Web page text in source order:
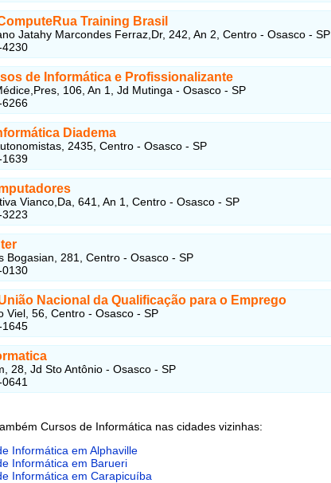
Training Brasil
Jatahy Marcondes Ferraz,Dr, 242, An 2, Centro - Osasco - SP
4230
de Informática e Profissionalizante
106, An 1, Jd Mutinga - Osasco - SP
6266
Diadema
2435, Centro - Osasco - SP
1639
Vianco,Da, 641, An 1, Centro - Osasco - SP
Bogasian, 281, Centro - Osasco - SP
0130
Nacional da Qualificação para o Emprego
Viel, 56, Centro - Osasco - SP
1645
28, Jd Sto Antônio - Osasco - SP
Cursos de Informática nas cidades vizinhas:
Informática em Alphaville
Informática em Barueri
Informática em Carapicuíba